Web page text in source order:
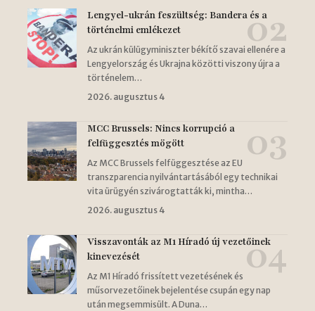
Lengyel-ukrán feszültség: Bandera és a
történelmi emlékezet
Az ukrán külügyminiszter békítő szavai ellenére a
Lengyelország és Ukrajna közötti viszony újra a
történelem…
2026. augusztus 4
MCC Brussels: Nincs korrupció a
felfüggesztés mögött
Az MCC Brussels felfüggesztése az EU
transzparencia nyilvántartásából egy technikai
vita ürügyén szivárogtatták ki, mintha…
2026. augusztus 4
Visszavonták az M1 Híradó új vezetőinek
kinevezését
Az M1 Híradó frissített vezetésének és
műsorvezetőinek bejelentése csupán egy nap
után megsemmisült. A Duna…